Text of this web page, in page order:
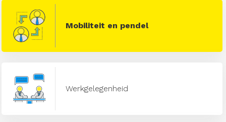
Mobiliteit en pendel
Werkgelegenheid